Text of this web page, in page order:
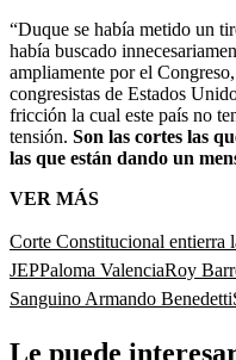
“Duque se había metido un
había buscado
ampliamente por el
congresistas de Estados
fricción la cual este país no
tensión. Son las cortes las
las que están dando un
VER MÁS
Corte Constitucional entierra
JEPPaloma ValenciaRoy
Sanguino Armando Benedetti
Le puede